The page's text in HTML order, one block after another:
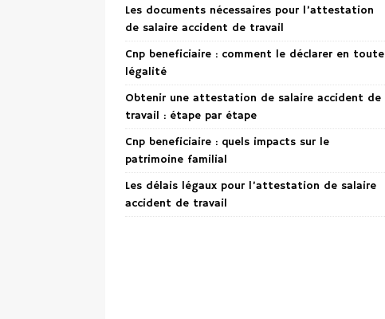
Les documents nécessaires pour l’attestation
de salaire accident de travail
Cnp beneficiaire : comment le déclarer en toute
légalité
Obtenir une attestation de salaire accident de
travail : étape par étape
Cnp beneficiaire : quels impacts sur le
patrimoine familial
Les délais légaux pour l’attestation de salaire
accident de travail